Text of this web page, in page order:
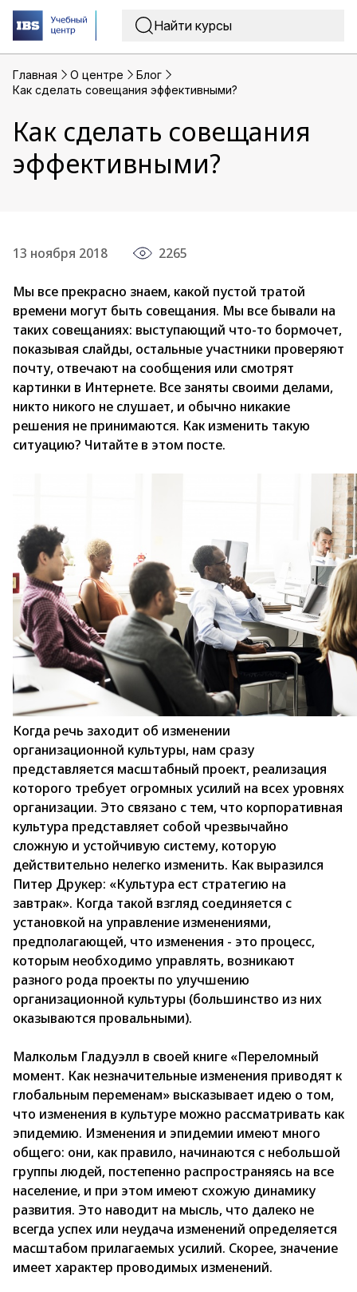
Главная O центре
Блог
Как сделать совещания эффективными?
Как сделать совещания
эффективными?
13 ноября 2018 2265
Мы все прекрасно знаем, какой пустой тратой
времени могут быть совещания. Мы все бывали на
таких совещаниях: выступающий что-то бормочет,
показывая слайды, остальные участники проверяют
почту, отвечают на сообщения или смотрят
картинки в Интернете. Все заняты своими делами,
никто никого не слушает, и обычно никакие
решения не принимаются. Как изменить такую
ситуацию? Читайте в этом посте.
Когда речь заходит об изменении
организационной культуры, нам сразу
представляется масштабный проект, реализация
которого требует огромных усилий на всех уровнях
организации. Это связано с тем, что корпоративная
культура представляет собой чрезвычайно
сложную и устойчивую систему, которую
действительно нелегко изменить. Как выразился
Питер Друкер: «Культура ест стратегию на
завтрак». Когда такой взгляд соединяется с
установкой на управление изменениями,
предполагающей, что изменения - это процесс,
которым необходимо управлять, возникают
разного рода проекты по улучшению
организационной культуры (большинство из них
оказываются провальными).
Малкольм Гладуэлл в своей книге «Переломный
момент. Как незначительные изменения приводят к
глобальным переменам» высказывает идею о том,
что изменения в культуре можно рассматривать как
эпидемию. Изменения и эпидемии имеют много
общего: они, как правило, начинаются с небольшой
группы людей, постепенно распространяясь на все
население, и при этом имеют схожую динамику
развития. Это наводит на мысль, что далеко не
всегда успех или неудача изменений определяется
масштабом прилагаемых усилий. Скорее, значение
имеет характер проводимых изменений.